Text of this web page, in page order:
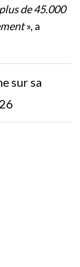
de 45.000
», a
sur sa